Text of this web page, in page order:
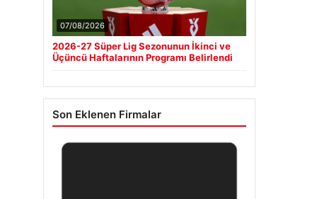
07/08/2026
2026-27 Süper Lig Sezonunun İkinci ve
Üçüncü Haftalarının Programı Belirlendi
Son Eklenen Firmalar